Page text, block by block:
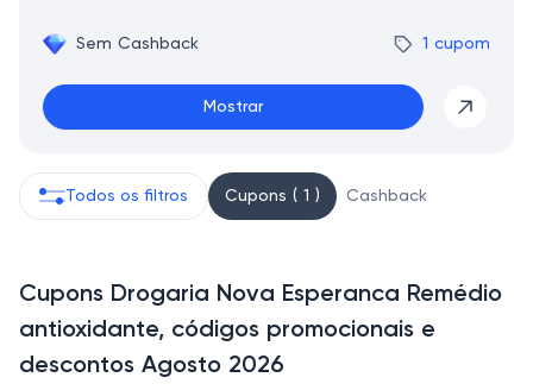
Sem Cashback 1 cupom
Mostrar
Todos os filtros Cupons ( 1 ) Cashback
Cupons Drogaria Nova Esperanca Remédio
antioxidante, códigos promocionais e
descontos Agosto 2026